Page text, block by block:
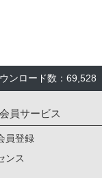
ンロード数：69,528
員サービス
員登録
ンス